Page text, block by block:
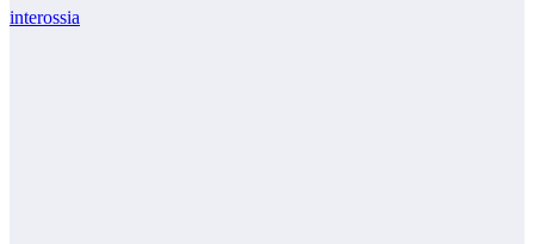
interossia